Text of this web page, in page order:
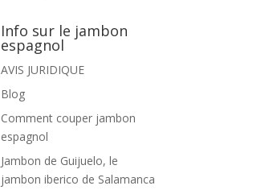
Info sur le jambon
espagnol
AVIS JURIDIQUE
Blog
Comment couper jambon
espagnol
Jambon de Guijuelo, le
jambon iberico de Salamanca